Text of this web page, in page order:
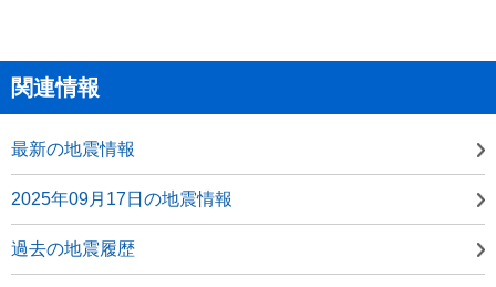
関連情報
最新の地震情報
2025年09月17日の地震情報
過去の地震履歴